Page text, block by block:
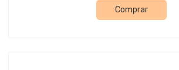
Comprar